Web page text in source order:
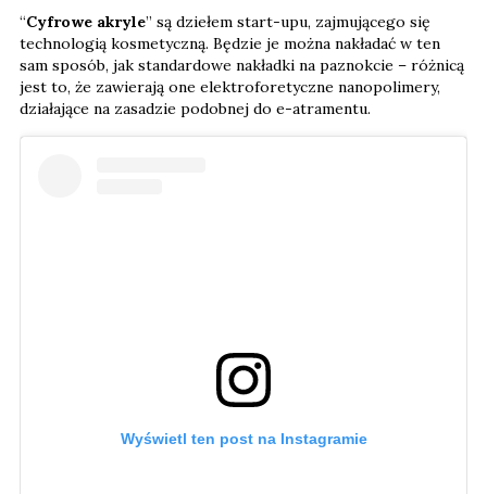
“Cyfrowe akryle” są dziełem start-upu, zajmującego się
technologią kosmetyczną. Będzie je można nakładać w ten
sam sposób, jak standardowe nakładki na paznokcie – różnicą
jest to, że zawierają one elektroforetyczne nanopolimery,
działające na zasadzie podobnej do e-atramentu.
Wyświetl ten post na Instagramie